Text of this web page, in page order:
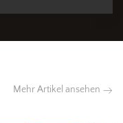
Mehr Artikel ansehen